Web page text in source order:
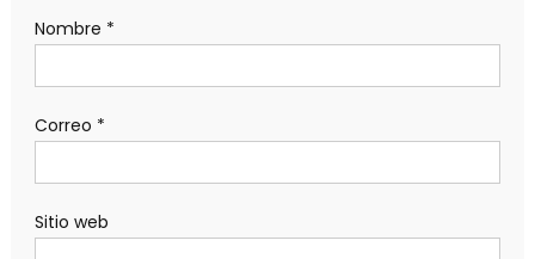
Nombre *
Correo *
Sitio web